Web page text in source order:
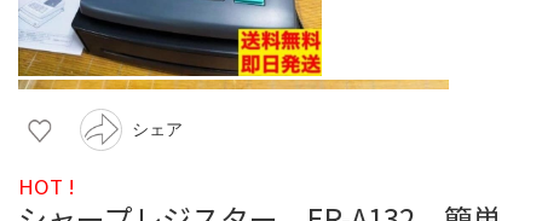
シェア
HOT !